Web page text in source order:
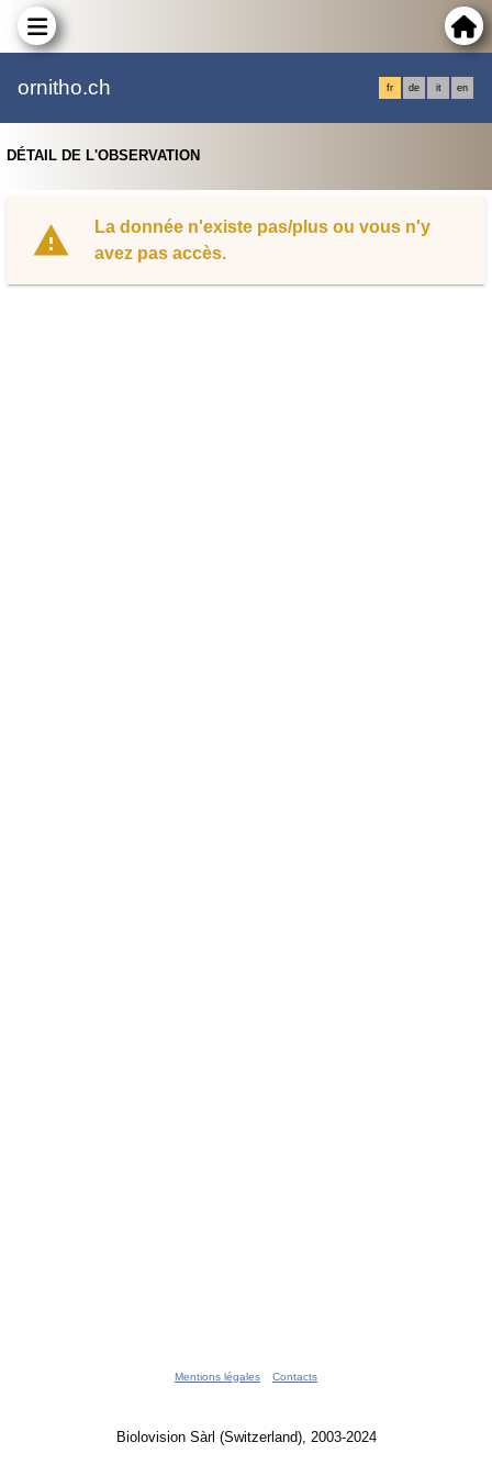
ornitho.ch fr de it en
DÉTAIL DE L'OBSERVATION
La donnée n'existe pas/plus ou vous n'y
avez pas accès.
Mentions légales Contacts
Biolovision Sàrl (Switzerland), 2003-2024